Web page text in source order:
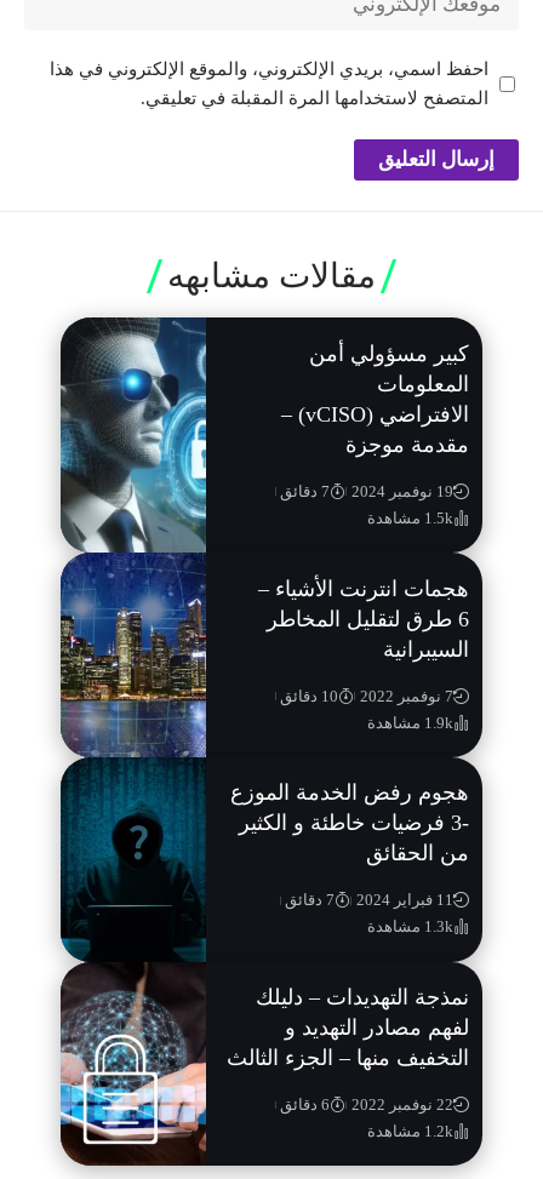
احفظ اسمي، بريدي الإلكتروني، والموقع الإلكتروني في هذا
المتصفح لاستخدامها المرة المقبلة في تعليقي.
مقالات مشابهه
كبير مسؤولي أمن
المعلومات
الافتراضي (vCISO) –
مقدمة موجزة
19 نوفمبر 2024
7 دقائق
1.5k مشاهدة
هجمات انترنت الأشياء –
6 طرق لتقليل المخاطر
السيبرانية
7 نوفمبر 2022
10 دقائق
1.9k مشاهدة
هجوم رفض الخدمة الموزع
-3 فرضيات خاطئة و الكثير
من الحقائق
11 فبراير 2024
7 دقائق
1.3k مشاهدة
نمذجة التهديدات – دليلك
لفهم مصادر التهديد و
التخفيف منها – الجزء الثالث
22 نوفمبر 2022
6 دقائق
1.2k مشاهدة